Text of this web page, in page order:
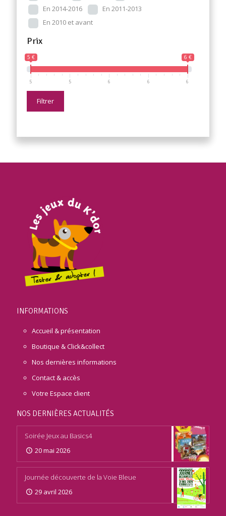
En 2014-2016
En 2011-2013
En 2010 et avant
Prix
5 € 6 €
5 5 6 6 6
Filtrer
INFORMATIONS
Accueil & présentation
Boutique & Click&collect
Nos dernières informations
Contact & accès
Votre Espace client
NOS DERNIÈRES ACTUALITÉS
Soirée Jeux au Basics4
20 mai 2026
Journée découverte de la Voie Bleue
29 avril 2026